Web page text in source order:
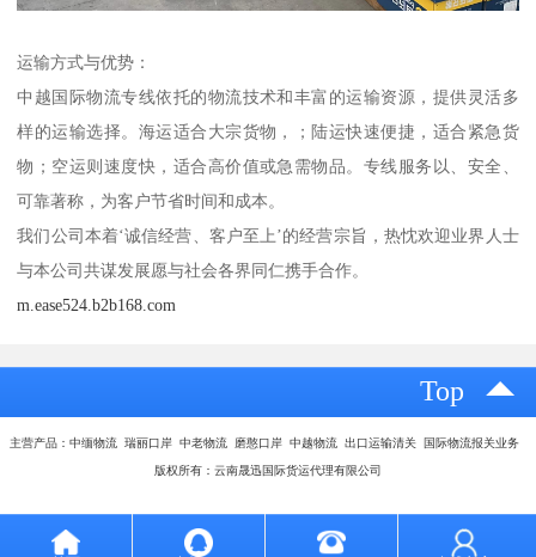
运输方式与优势：
中越国际物流专线依托的物流技术和丰富的运输资源，提供灵活多
样的运输选择。海运适合大宗货物，；陆运快速便捷，适合紧急货
物；空运则速度快，适合高价值或急需物品。专线服务以、安全、
可靠著称，为客户节省时间和成本。
我们公司本着‘诚信经营、客户至上’的经营宗旨，热忱欢迎业界人士
与本公司共谋发展愿与社会各界同仁携手合作。
m.ease524.b2b168.com
Top
主营产品：中缅物流 瑞丽口岸 中老物流 磨憨口岸 中越物流 出口运输清关 国际物流报关业务
版权所有：云南晟迅国际货运代理有限公司